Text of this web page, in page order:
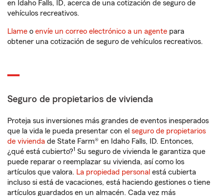
en Idaho Falls, ID, acerca de una cotización de seguro de
vehículos recreativos.
Llame o envíe un correo electrónico a un agente para
obtener una cotización de seguro de vehículos recreativos.
Seguro de propietarios de vivienda
Proteja sus inversiones más grandes de eventos inesperados
que la vida le pueda presentar con el seguro de propietarios
de vivienda de State Farm® en Idaho Falls, ID. Entonces,
¿qué está cubierto?1 Su seguro de vivienda le garantiza que
puede reparar o reemplazar su vivienda, así como los
artículos que valora. La propiedad personal está cubierta
incluso si está de vacaciones, está haciendo gestiones o tiene
artículos guardados en un almacén. Cada vez más